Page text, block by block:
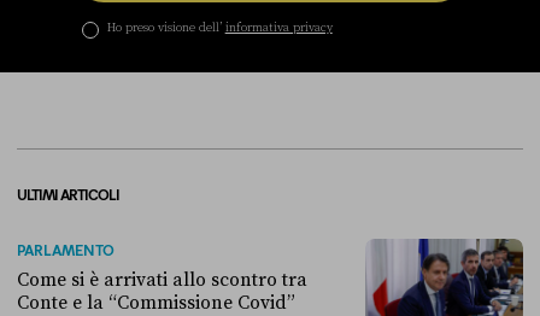
Ho preso visione dell’ informativa privacy
ULTIMI ARTICOLI
PARLAMENTO
Come si è arrivati allo scontro tra
Conte e la “Commissione Covid”